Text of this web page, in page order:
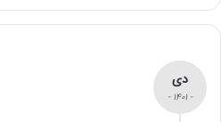
دی
- ۱۴۰۱ -